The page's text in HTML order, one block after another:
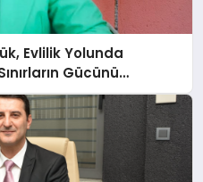
Evlilik Yolunda
Gücünü